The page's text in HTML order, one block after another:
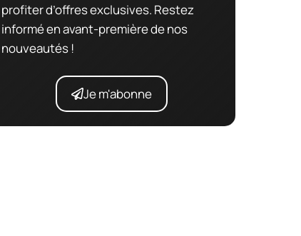
profiter d’offres exclusives. Restez
informé en avant-première de nos
nouveautés !
Je m'abonne